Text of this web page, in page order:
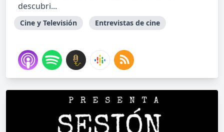
descubri...
Cine y Televisión Entrevistas de cine